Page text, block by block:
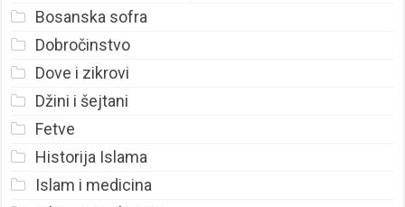
Bosanska sofra
Dobročinstvo
Dove i zikrovi
Džini i šejtani
Fetve
Historija Islama
Islam i medicina